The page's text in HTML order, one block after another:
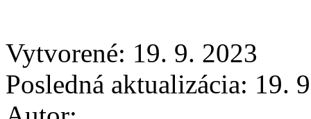
Vytvorené: 19. 9. 2023
Posledná aktualizácia: 19.